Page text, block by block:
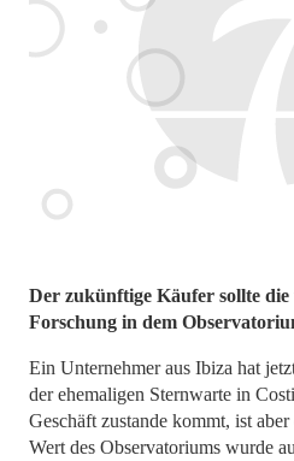
​​​​​​​Der zukünftige Käufer sollte die
Forschung in dem
Ein Unternehmer aus Ibiza hat
der ehemaligen Sternwarte in
Geschäft zustande kommt, ist
Wert des Observatoriums wurde